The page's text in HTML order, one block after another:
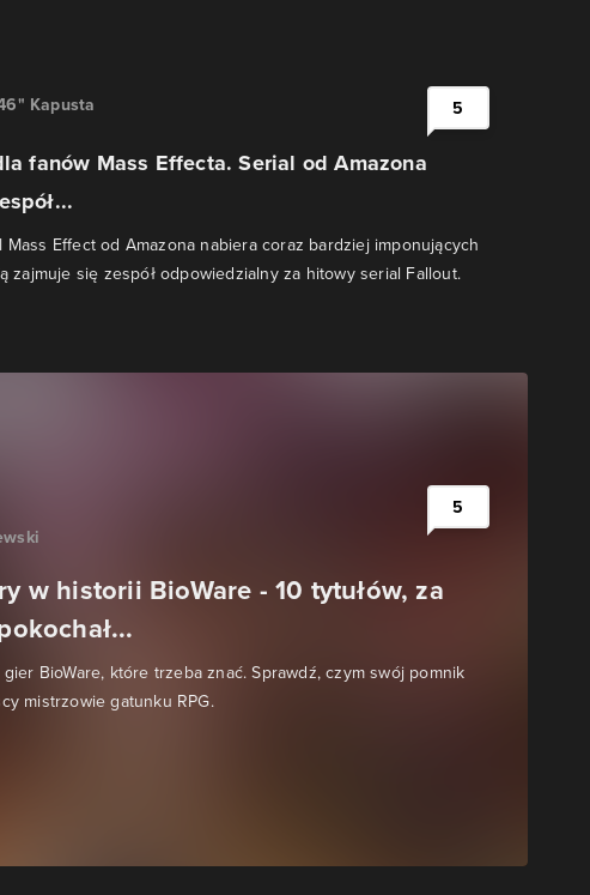
Kapusta
fanów Mass Effecta. Serial od Amazona
Mass Effect od Amazona nabiera coraz bardziej imponujących
zajmuje się zespół odpowiedzialny za hitowy serial Fallout.
5
w historii BioWare - 10 tytułów, za
BioWare, które trzeba znać. Sprawdź, czym swój pomnik
mistrzowie gatunku RPG.
5